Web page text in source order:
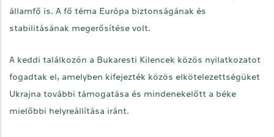
államfő is. A fő téma Európa biztonságának és
stabilitásának megerősítése volt.
A keddi találkozón a Bukaresti Kilencek közös nyilatkozatot
fogadtak el, amelyben kifejezték közös elkötelezettségüket
Ukrajna további támogatása és mindenekelőtt a béke
mielőbbi helyreállítása iránt.